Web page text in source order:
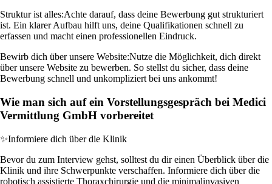
Struktur ist alles:Achte darauf, dass deine Bewerbung gut strukturiert
ist. Ein klarer Aufbau hilft uns, deine Qualifikationen schnell zu
erfassen und macht einen professionellen Eindruck.
Bewirb dich über unsere Website:Nutze die Möglichkeit, dich direkt
über unsere Website zu bewerben. So stellst du sicher, dass deine
Bewerbung schnell und unkompliziert bei uns ankommt!
Wie man sich auf ein Vorstellungsgespräch bei Medici
Vermittlung GmbH vorbereitet
✨Informiere dich über die Klinik
Bevor du zum Interview gehst, solltest du dir einen Überblick über die
Klinik und ihre Schwerpunkte verschaffen. Informiere dich über die
robotisch assistierte Thoraxchirurgie und die minimalinvasiven